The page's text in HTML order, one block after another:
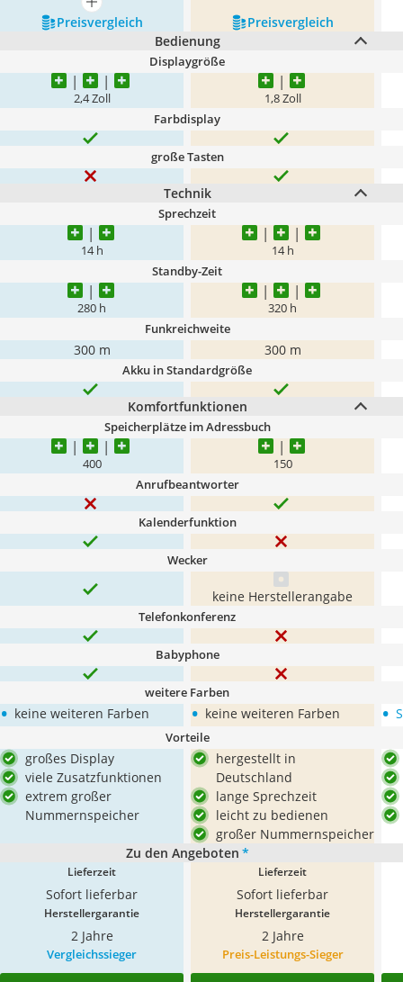
mehr anzeigen
Preis­vergleich
Preis­vergleich
Bedienung
Displaygröße
2,4 Zoll 1,8 Zoll
Farbdisplay
große Tasten
Technik
Sprechzeit
14 h 14 h
Standby-Zeit
280 h 320 h
Funkreichweite
300 m 300 m
Akku in Standardgröße
Komfortfunktionen
Speicherplätze im Adressbuch
400 150
Anrufbeantworter
Kalenderfunktion
Wecker
keine Herstellerangabe
Telefonkonferenz
Babyphone
weitere Farben
• keine weiteren Farben • keine weiteren Farben •
Vorteile
großes Display
viele Zusatzfunktionen
extrem großer
Nummernspeicher
hergestellt in
Deutschland
lange Sprechzeit
leicht zu bedienen
großer Nummernspeicher
Zu den Angeboten *
Lieferzeit
Sofort lieferbar
Lieferzeit
Sofort lieferbar
Herstellergarantie
2 Jahre
Herstellergarantie
2 Jahre
Vergleichssieger Preis-Leistungs-Sieger